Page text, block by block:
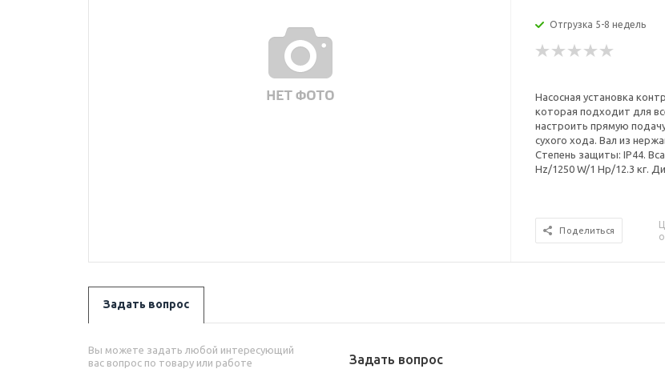
Отгрузка 5-8 недель
Насосная установка
которая подходит для
настроить прямую
сухого хода. Вал из
Степень защиты: IP44.
Hz/1250 W/1 Hp/12.3 кг.
Поделиться
Задать вопрос
Вы можете задать любой интересующий
вас вопрос по товару или работе
Задать вопрос